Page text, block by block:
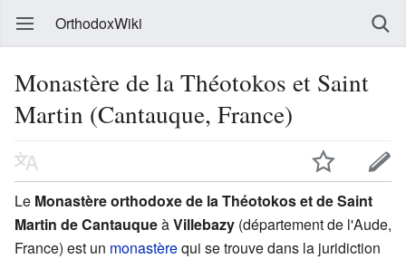
OrthodoxWiki
Monastère de la Théotokos et Saint
Martin (Cantauque, France)
Le Monastère orthodoxe de la Théotokos et de Saint
Martin de CantauqueàVillebazy (département de l'Aude,
France) est un monastèrequi se trouve dans la juridiction